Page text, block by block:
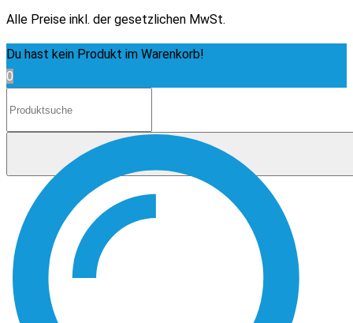
Alle Preise inkl. der gesetzlichen MwSt.
Du hast kein Produkt im Warenkorb!
0